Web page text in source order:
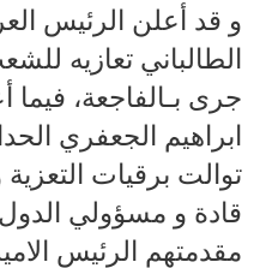
و قد أعلن الرئيس
الطالباني تعازيه
جرى بـالفاجعة،
توالت برقيات
قادة و مسؤولي الدول
مقدمتهم الرئيس